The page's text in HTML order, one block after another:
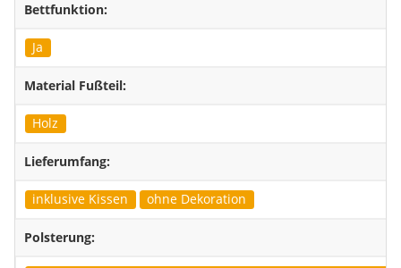
Bettfunktion:
Ja
Material Fußteil:
Holz
Lieferumfang:
inklusive Kissen ohne Dekoration
Polsterung: